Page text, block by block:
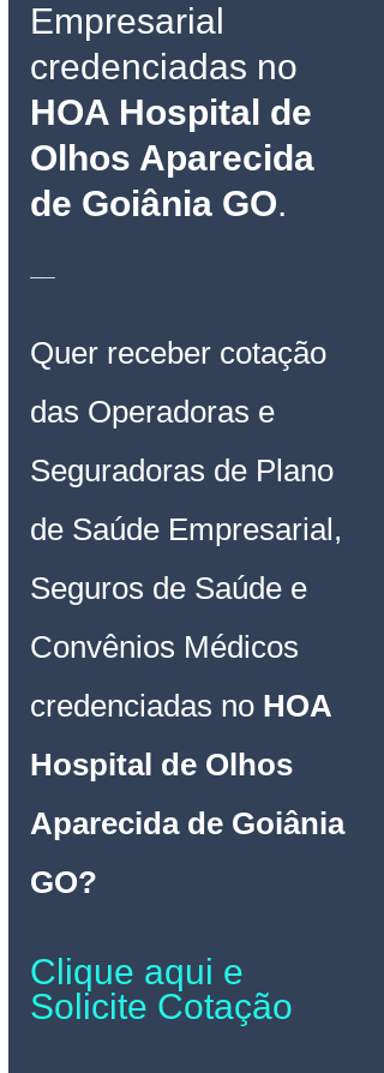
Empresarial
credenciadas no
HOA Hospital de
Olhos Aparecida
de Goiânia GO.
___
Quer receber cotação
das Operadoras e
Seguradoras de Plano
de Saúde Empresarial,
Seguros de Saúde e
Convênios Médicos
credenciadas no HOA
Hospital de Olhos
Aparecida de Goiânia
GO?
Clique aqui e
Solicite Cotação